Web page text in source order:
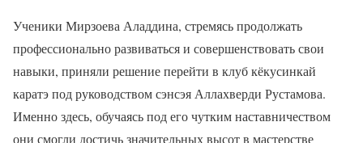
Ученики Мирзоева Аладдина, стремясь продолжать
профессионально развиваться и совершенствовать свои
навыки, приняли решение перейти в клуб кёкусинкай
каратэ под руководством сэнсэя Аллахверди Рустамова.
Именно здесь, обучаясь под его чутким наставничеством
они смогли достичь значительных высот в мастерстве